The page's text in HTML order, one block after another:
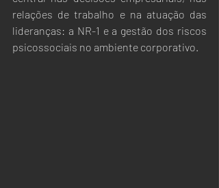
relações de trabalho e na atuação das
lideranças: a NR-1 e a gestão dos riscos
psicossociais no ambiente corporativo.